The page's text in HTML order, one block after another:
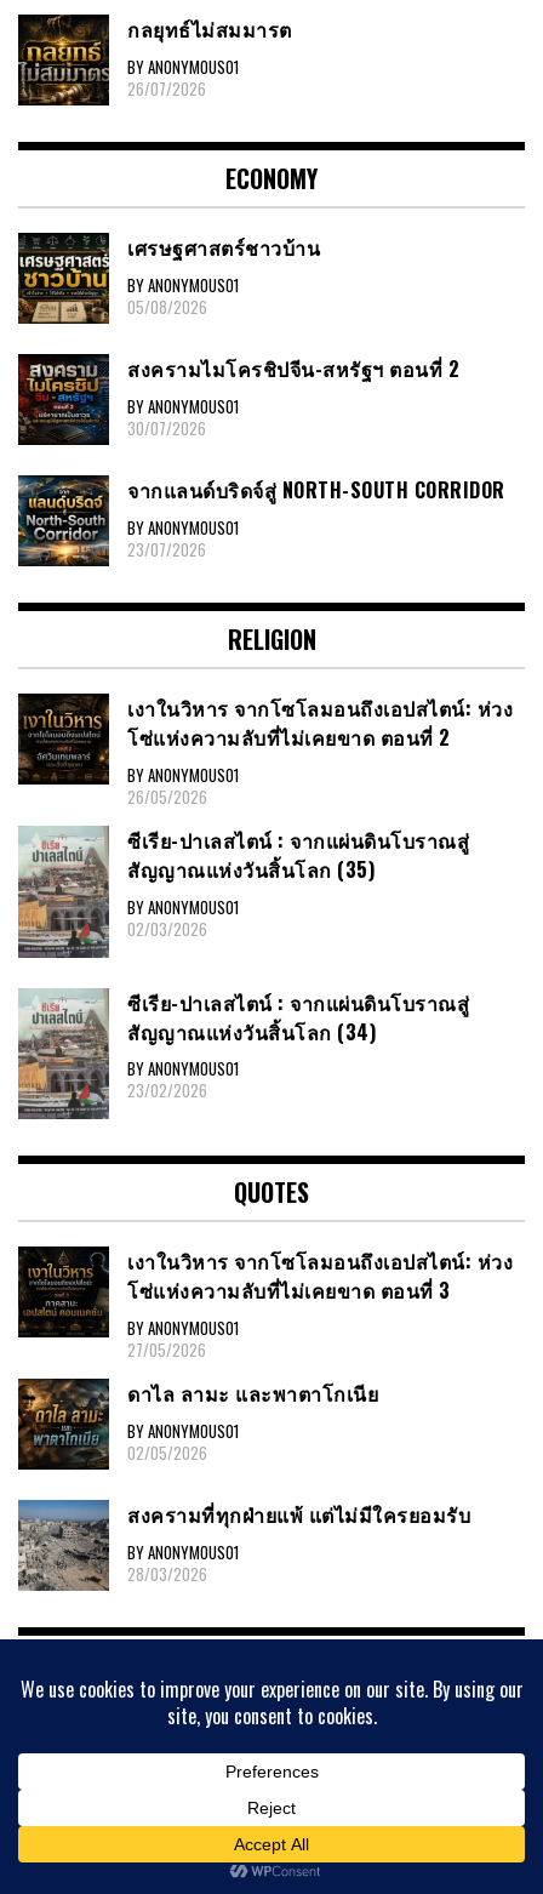
กลยุทธ์ไม่สมมารต
BY ANONYMOUS01
26/07/2026
ECONOMY
เศรษฐศาสตร์ชาวบ้าน
BY ANONYMOUS01
05/08/2026
สงครามไมโครชิปจีน-สหรัฐฯ ตอนที่ 2
BY ANONYMOUS01
30/07/2026
จากแลนด์บริดจ์สู่ NORTH-SOUTH CORRIDOR
BY ANONYMOUS01
23/07/2026
RELIGION
เงาในวิหาร จากโซโลมอนถึงเอปสไตน์: ห่วง
โซ่แห่งความลับที่ไม่เคยขาด ตอนที่ 2
BY ANONYMOUS01
26/05/2026
ซีเรีย​-ปาเลสไตน์​ : จากแผ่นดินโบราณสู่
สัญญาณ​แห่งวันสิ้นโลก​ (35)
BY ANONYMOUS01
02/03/2026
ซีเรีย​-ปาเลสไตน์​ : จากแผ่นดินโบราณสู่
สัญญาณ​แห่งวันสิ้นโลก​ (34)
BY ANONYMOUS01
23/02/2026
QUOTES
เงาในวิหาร จากโซโลมอนถึงเอปสไตน์: ห่วง
โซ่แห่งความลับที่ไม่เคยขาด ตอนที่ 3
BY ANONYMOUS01
27/05/2026
ดาไล ลามะ และพาตาโกเนีย
BY ANONYMOUS01
02/05/2026
สงครามที่ทุกฝ่ายแพ้ แต่ไม่มีใครยอมรับ
BY ANONYMOUS01
28/03/2026
หาเรื่องมาคุยเล่นๆครับ
BY ANONYMOUS01
ซีเรีย-ปาเลสไตน์ : จากแผ่นดินโบราณสู่
สัญญาณแห่งวันสิ้นโลก (56)